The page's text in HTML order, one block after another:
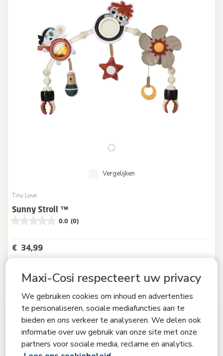
Maxi-Cosi respecteert uw privacy
We gebruiken cookies om inhoud en advertenties
te personaliseren, sociale mediafuncties aan te
bieden en ons verkeer te analyseren. We delen ook
informatie over uw gebruik van onze site met onze
partners voor sociale media, reclame en analytics.
Vergelijken
Tiny Love
Sunny Stroll ™
0.0 (0)
€ 34,99
Niet op voorraad